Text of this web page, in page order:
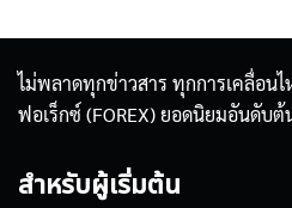
ไม่พลาดทุกข่าวสาร ทุกการเคลื่อนไ
ฟอเร็กซ์ (FOREX) ยอดนิยมอันดับ
สำหรับผู้เริ่มต้น